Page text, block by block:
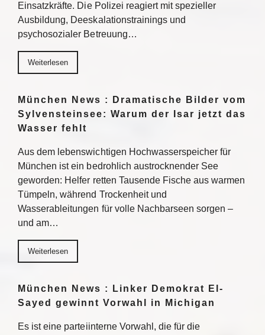
Einsatzkräfte. Die Polizei reagiert mit spezieller
Ausbildung, Deeskalationstrainings und
psychosozialer Betreuung…
Weiterlesen
München News : Dramatische Bilder vom
Sylvensteinsee: Warum der Isar jetzt das
Wasser fehlt
Aus dem lebenswichtigen Hochwasserspeicher für
München ist ein bedrohlich austrocknender See
geworden: Helfer retten Tausende Fische aus warmen
Tümpeln, während Trockenheit und
Wasserableitungen für volle Nachbarseen sorgen –
und am…
Weiterlesen
München News : Linker Demokrat El-
Sayed gewinnt Vorwahl in Michigan
Es ist eine parteiinterne Vorwahl, die für die